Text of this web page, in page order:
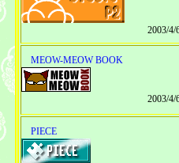
2003/4/
MEOW-MEOW BOOK
2003/4/
PIECE